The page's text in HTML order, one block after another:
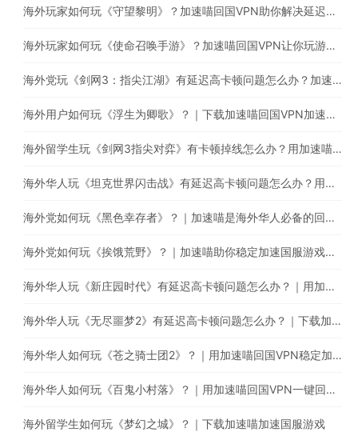
海外玩家如何玩《守望黎明》？加速喵回国VPN助你解决延迟高卡顿问题
海外玩家如何玩《使命召唤手游》？加速喵回国VPN让你玩游戏的同时直播听音乐
海外党玩《剑网3：指尖江湖》有延迟高卡顿问题怎么办？加速喵助你稳定加速国服游戏
海外用户如何玩《浮生为卿歌》？｜下载加速喵回国VPN加速国服游戏减少卡顿延迟问题
海外留学生玩《剑网3指尖对弈》有卡顿掉线怎么办？用加速喵一键回国稳定加速
海外华人玩《坦克世界闪击战》有延迟高卡顿问题怎么办？用加速喵一键回国稳定加速
海外党如何玩《黑色幸存者》？｜加速喵是海外华人必备的回国游戏加速器
海外党如何玩《挨饿荒野》？｜加速喵助你稳定加速国服游戏，减少延迟卡顿问题
海外华人玩《新庄园时代》有延迟高卡顿问题怎么办？｜用加速喵一键回国稳定加速国服游戏
海外华人玩《无尽噩梦2》有延迟高卡顿问题怎么办？｜下载加速喵回国VPN提升游戏体验
海外华人如何玩《苍之骑士团2》？｜用加速喵回国VPN稳定加速国服游戏
海外华人如何玩《百鬼小村落》？｜用加速喵回国VPN一键回国游戏加速
海外留学生如何玩《梦幻之城》？｜下载加速喵加速国服游戏